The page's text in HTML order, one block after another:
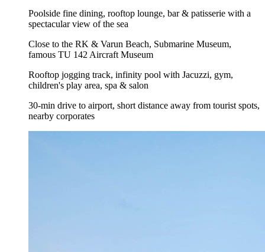
Poolside fine dining, rooftop lounge, bar & patisserie with a
spectacular view of the sea
Close to the RK & Varun Beach, Submarine Museum,
famous TU 142 Aircraft Museum
Rooftop jogging track, infinity pool with Jacuzzi, gym,
children's play area, spa & salon
30-min drive to airport, short distance away from tourist spots,
nearby corporates